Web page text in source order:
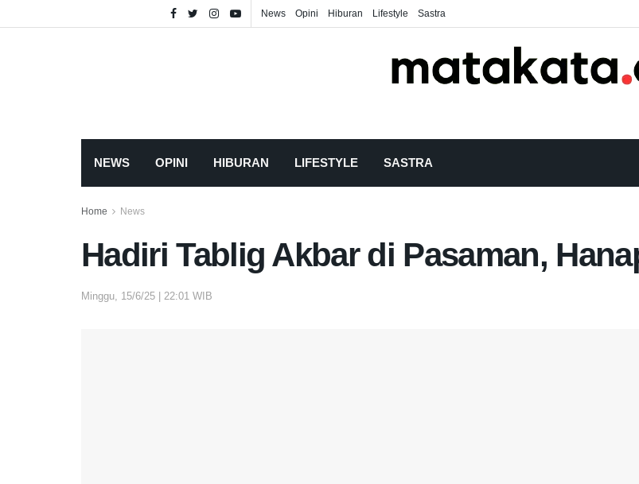
News Opini Hiburan Lifestyle Sastra
NEWS OPINI HIBURAN LIFESTYLE SASTRA
Home News
Hadiri Tablig Akbar di Pasaman,
Minggu, 15/6/25 | 22:01 WIB